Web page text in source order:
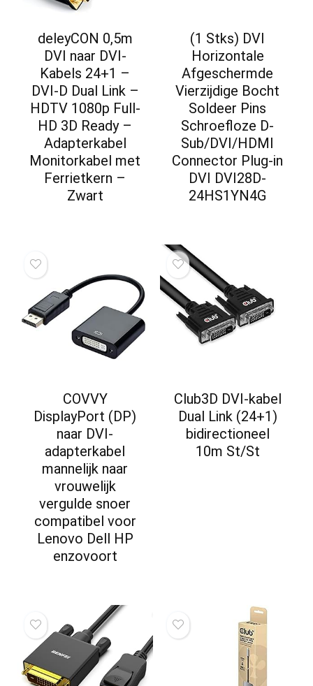
deleyCON 0,5m
DVI naar DVI-
Kabels 24+1 –
DVI-D Dual Link –
HDTV 1080p Full-
HD 3D Ready –
Adapterkabel
Monitorkabel met
Ferrietkern –
Zwart
(1 Stks) DVI
Horizontale
Afgeschermde
Vierzijdige Bocht
Soldeer Pins
Schroefloze D-
Sub/DVI/HDMI
Connector Plug-in
DVI DVI28D-
24HS1YN4G
COVVY
DisplayPort (DP)
naar DVI-
adapterkabel
mannelijk naar
vrouwelijk
vergulde snoer
compatibel voor
Lenovo Dell HP
enzovoort
Club3D DVI-kabel
Dual Link (24+1)
bidirectioneel
10m St/St